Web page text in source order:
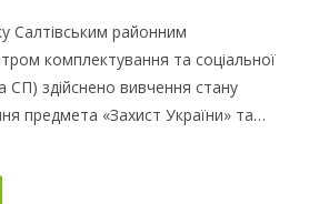
Салтівським районним
комплектування та соціальної
СП) здійснено вивчення стану
предмета «Захист України» та…